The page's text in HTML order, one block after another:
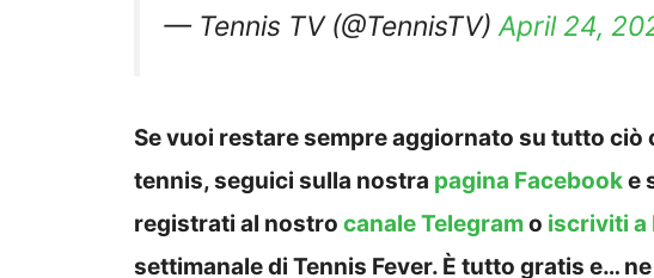
— Tennis TV (@TennisTV) April 24,
Se vuoi restare sempre aggiornato su tutto
tennis, seguici sulla nostra pagina Facebooke
registrati al nostro canale Telegramo iscriviti a
settimanale di Tennis Fever. È tutto gratis e…